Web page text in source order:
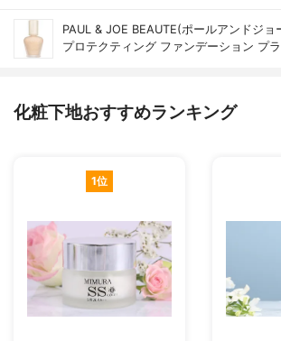
PAUL & JOE BEAUTE(ポールアンドジョ
プロテクティング ファンデーション プ
化粧下地おすすめランキング
1位